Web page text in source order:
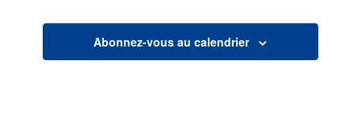
Abonnez-vous au calendrier